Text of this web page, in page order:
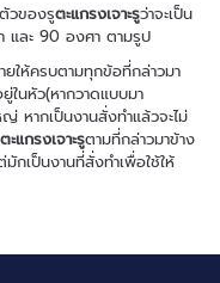
วของรูตะแกรงเจาะรูว่าจะเป็น
และ 90 องศา ตามรูป
ให้ครบตามทุกข้อที่กล่าวมา
ในหัว(หากวาดแบบมา
หากเป็นงานสั่งทำแล้วจะไม่
ตะแกรงเจาะรูตามที่กล่าวมาข้าง
กเป็นงานที่สั่งทำเพื่อใช้ให้